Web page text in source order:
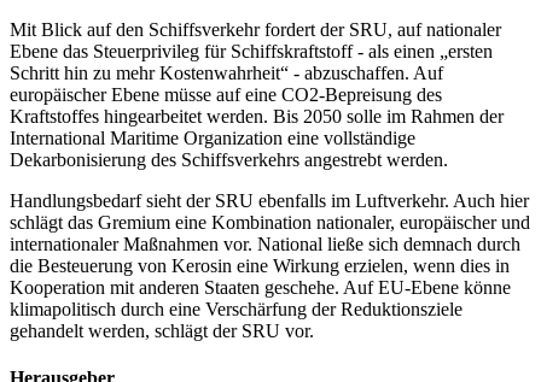
Mit Blick auf den Schiffsverkehr fordert der SRU, auf nationaler
Ebene das Steuerprivileg für Schiffskraftstoff - als einen „ersten
Schritt hin zu mehr Kostenwahrheit“ - abzuschaffen. Auf
europäischer Ebene müsse auf eine CO2-Bepreisung des
Kraftstoffes hingearbeitet werden. Bis 2050 solle im Rahmen der
International Maritime Organization eine vollständige
Dekarbonisierung des Schiffsverkehrs angestrebt werden.
Handlungsbedarf sieht der SRU ebenfalls im Luftverkehr. Auch hier
schlägt das Gremium eine Kombination nationaler, europäischer und
internationaler Maßnahmen vor. National ließe sich demnach durch
die Besteuerung von Kerosin eine Wirkung erzielen, wenn dies in
Kooperation mit anderen Staaten geschehe. Auf EU-Ebene könne
klimapolitisch durch eine Verschärfung der Reduktionsziele
gehandelt werden, schlägt der SRU vor.
Herausgeber